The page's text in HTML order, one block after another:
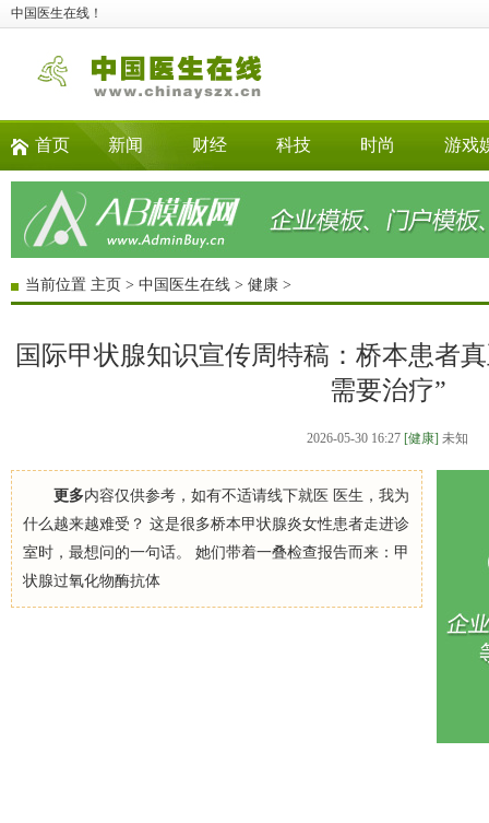
中国医生在线！
首页 新闻 财经 科技 时尚 游戏
当前位置 主页 > 中国医生在线 > 健康 >
国际甲状腺知识宣传周特稿：桥本患者
需要治疗”
2026-05-30 16:27 [健康] 未知
更多内容仅供参考，如有不适请线下就医 医生，我为
什么越来越难受？ 这是很多桥本甲状腺炎女性患者走进诊
室时，最想问的一句话。 她们带着一叠检查报告而来：甲
状腺过氧化物酶抗体